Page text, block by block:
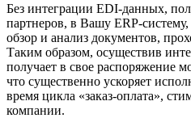
Без интеграции EDI-данных,
партнеров, в Вашу ERP-
обзор и анализ документов,
Таким образом, осуществив
получает в свое распоряжение
что существенно ускоряет
время цикла «заказ-оплата»,
компании.